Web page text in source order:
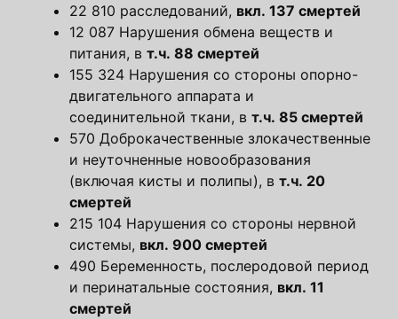
22 810 расследований, вкл. 137 смертей
12 087 Нарушения обмена веществ и
питания, в т.ч. 88 смертей
155 324 Нарушения со стороны опорно-
двигательного аппарата и
соединительной ткани, в т.ч. 85 смертей
570 Доброкачественные злокачественные
и неуточненные новообразования
(включая кисты и полипы), в т.ч. 20
смертей
215 104 Нарушения со стороны нервной
системы, вкл. 900 смертей
490 Беременность, послеродовой период
и перинатальные состояния, вкл. 11
смертей